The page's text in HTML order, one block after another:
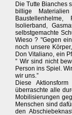
Die Tutte Bianches
billige
Isolierband,
selbstgemachte
Wieso ? "Gegen
noch unsere
Don Vitaliano, ein
” Wir sind nicht
Person ins Spiel.
wir uns.”
Diese
überraschte alle
Mobilisierungen
Menschen sind
den